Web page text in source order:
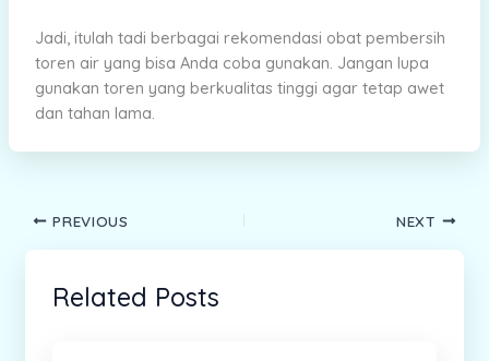
Jadi, itulah tadi berbagai rekomendasi obat pembersih
toren air yang bisa Anda coba gunakan. Jangan lupa
gunakan toren yang berkualitas tinggi agar tetap awet
dan tahan lama.
PREVIOUS NEXT
Related Posts